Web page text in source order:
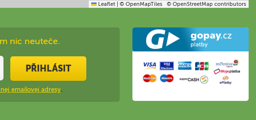
Leaflet © OpenMapTiles © OpenStreetMap contributors
nic neuteče.
PŘIHLÁSIT
emailovej adresy.